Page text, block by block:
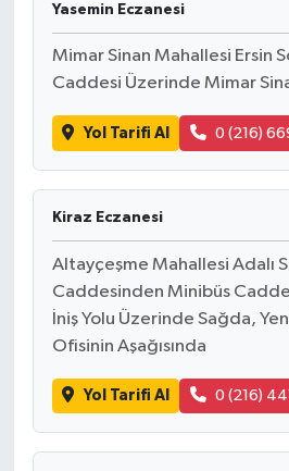
Yasemin Eczanesi
Mimar Sinan Mahallesi Ersin
Caddesi Üzerinde Mimar
Yol Tarifi Al 0 (216)
Kiraz Eczanesi
Altayçeşme Mahallesi Adalı
Caddesinden Minibüs
İniş Yolu Üzerinde Sağda,
Ofisinin Aşağısında
Yol Tarifi Al 0 (216)